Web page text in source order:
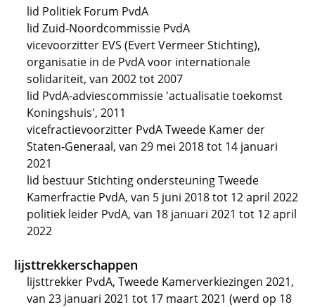
lid Politiek Forum PvdA
lid Zuid-Noordcommissie PvdA
vicevoorzitter EVS (Evert Vermeer Stichting),
organisatie in de PvdA voor internationale
solidariteit, van 2002 tot 2007
lid PvdA-adviescommissie 'actualisatie toekomst
Koningshuis', 2011
vicefractievoorzitter PvdA Tweede Kamer der
Staten-Generaal, van 29 mei 2018 tot 14 januari
2021
lid bestuur Stichting ondersteuning Tweede
Kamerfractie PvdA, van 5 juni 2018 tot 12 april 2022
politiek leider PvdA, van 18 januari 2021 tot 12 april
2022
lijsttrekkerschappen
lijsttrekker PvdA, Tweede Kamerverkiezingen 2021,
van 23 januari 2021 tot 17 maart 2021 (werd op 18